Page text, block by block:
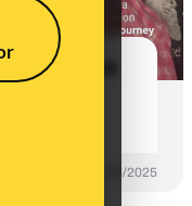
a un bebé
11/03/2025